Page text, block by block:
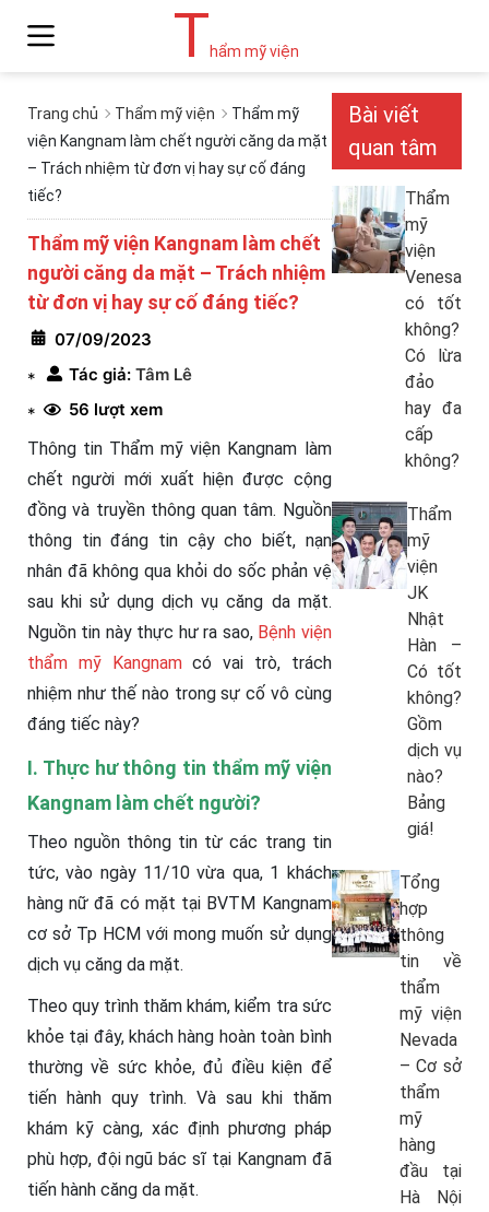
Thẩm mỹ viện
Trang chủ Thẩm mỹ viện
Thẩm mỹ
viện Kangnam làm chết người căng da mặt
– Trách nhiệm từ đơn vị hay sự cố đáng
tiếc?
Thẩm mỹ viện Kangnam làm chết
người căng da mặt – Trách nhiệm
từ đơn vị hay sự cố đáng tiếc?
07/09/2023
*
Tác giả: Tâm Lê
*
56 lượt xem
Thông tin Thẩm mỹ viện Kangnam làm
chết người mới xuất hiện được cộng
đồng và truyền thông quan tâm. Nguồn
thông tin đáng tin cậy cho biết, nạn
nhân đã không qua khỏi do sốc phản vệ
sau khi sử dụng dịch vụ căng da mặt.
Nguồn tin này thực hư ra sao, Bệnh viện
thẩm mỹ Kangnamcó vai trò, trách
nhiệm như thế nào trong sự cố vô cùng
đáng tiếc này?
I. Thực hư thông tin thẩm mỹ viện
Kangnam làm chết người?
Theo nguồn thông tin từ các trang tin
tức, vào ngày 11/10 vừa qua, 1 khách
hàng nữ đã có mặt tại BVTM Kangnam
cơ sở Tp HCM với mong muốn sử dụng
dịch vụ căng da mặt.
Theo quy trình thăm khám, kiểm tra sức
khỏe tại đây, khách hàng hoàn toàn bình
thường về sức khỏe, đủ điều kiện để
tiến hành quy trình. Và sau khi thăm
khám kỹ càng, xác định phương pháp
phù hợp, đội ngũ bác sĩ tại Kangnam đã
tiến hành căng da mặt.
Bài viết
quan tâm
Thẩm
mỹ
viện
Venesa
có tốt
không?
Có lừa
đảo
hay đa
cấp
không?
Thẩm
mỹ
viện
JK
Nhật
Hàn –
Có tốt
không?
Gồm
dịch vụ
nào?
Bảng
giá!
Tổng
hợp
thông
tin về
thẩm
mỹ viện
Nevada
– Cơ sở
thẩm
mỹ
hàng
đầu tại
Hà Nội